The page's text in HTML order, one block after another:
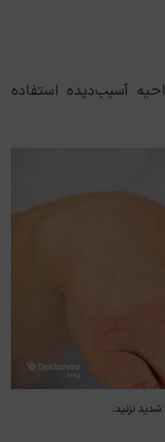
آسیب‌دیده استفاده
نزنید.